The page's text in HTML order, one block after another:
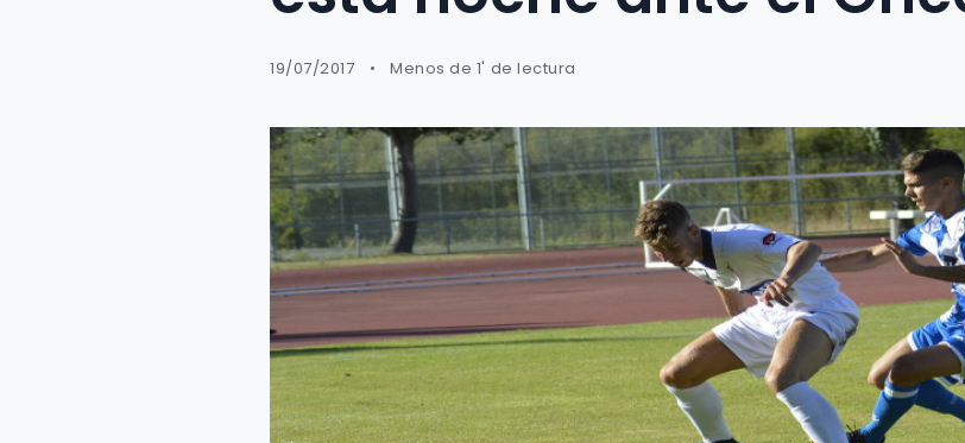
19/07/2017 Menos de 1' de lectura